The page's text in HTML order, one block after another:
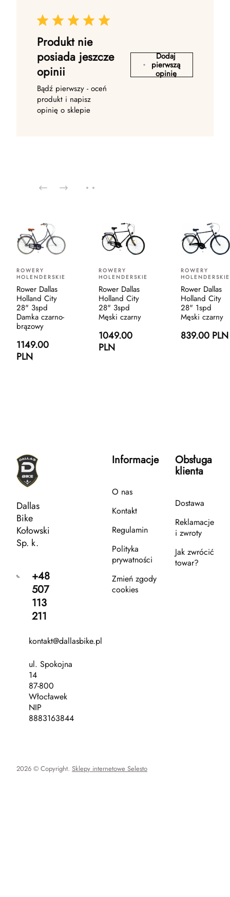
Produkt nie
posiada jeszcze
opinii
Bądź pierwszy - oceń
produkt i napisz
opinię o sklepie
Dodaj
pierwszą
opinię
ROWERY
HOLENDERSKIE
Rower Dallas
Holland City
28" 3spd
Damka czarno-
brązowy
1149.00
PLN
ROWERY
HOLENDERSKIE
Rower Dallas
Holland City
28" 3spd
Męski czarny
1049.00
PLN
ROWERY
HOLENDERSKIE
Rower Dallas
Holland City
28" 1spd
Męski czarny
839.00 PLN
Dallas
Bike
Kołowski
Sp. k.
+48
507
113
211
kontakt@dallasbike.pl
ul. Spokojna
14
87-800
Włocławek
NIP
8883163844
Informacje
O nas
Kontakt
Regulamin
Polityka
prywatności
Zmień zgody
cookies
Obsługa
klienta
Dostawa
Reklamacje
i zwroty
Jak zwrócić
towar?
2026 © Copyright. Sklepy internetowe Selesto